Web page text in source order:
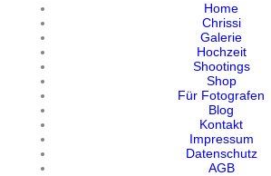
Home
Chrissi
Galerie
Hochzeit
Shootings
Shop
Für Fotografen
Blog
Kontakt
Impressum
Datenschutz
AGB